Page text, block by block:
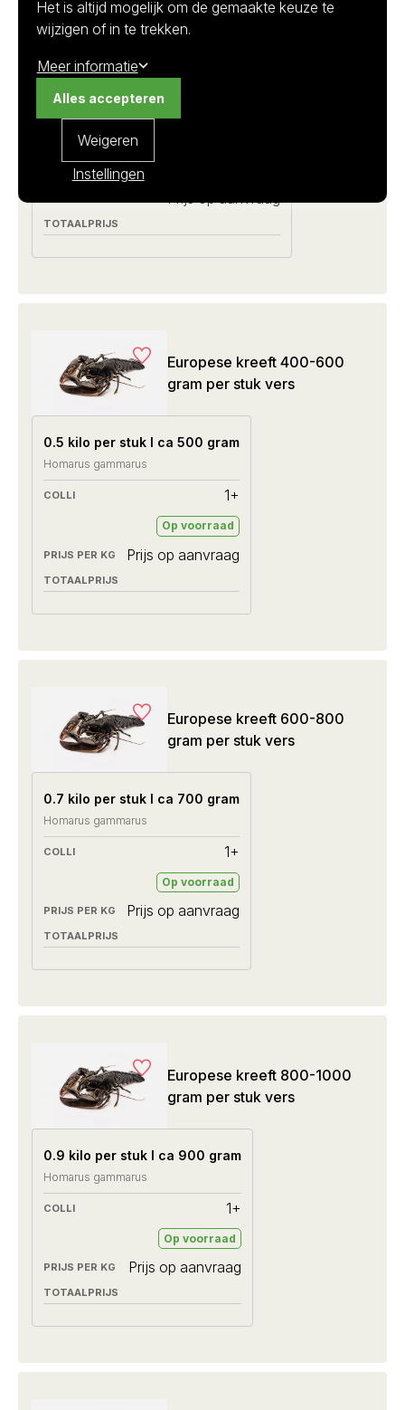
gram per stuk vers
Homarus americanus
Prijs op aanvraag
Europese kreeft 400-600
gram per stuk vers
0.5 kilo per stuk I ca 500 gram
Homarus gammarus
1+
Op voorraad
Prijs op aanvraag
Europese kreeft 600-800
gram per stuk vers
0.7 kilo per stuk I ca 700 gram
Homarus gammarus
1+
Op voorraad
Prijs op aanvraag
Europese kreeft 800-1000
gram per stuk vers
0.9 kilo per stuk I ca 900 gram
Homarus gammarus
1+
Op voorraad
Prijs op aanvraag
Het is altijd mogelijk om de gemaakte keuze te
wijzigen of in te trekken.
Meer informatie
Instellingen
Weigeren
Alles accepteren